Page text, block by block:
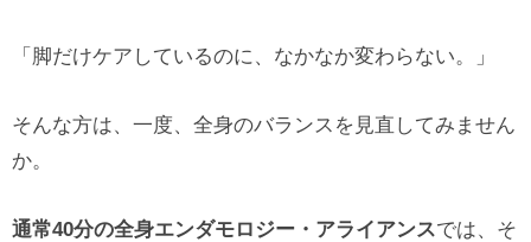
「脚だけケアしているのに、なかなか変わらない。」
そんな方は、一度、全身のバランスを見直してみません
か。
通常40分の全身エンダモロジー・アライアンスでは、そ